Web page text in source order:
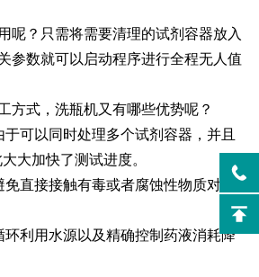
？只需将需要清理的试剂容器放入
参数就可以启动程序进行全程无人值
式，洗瓶机又有哪些优势呢？
以同时处理多个试剂容器，并且
大加快了测试进度。
接接触有毒或者腐蚀性物质对操
利用水源以及精确控制药液消耗降